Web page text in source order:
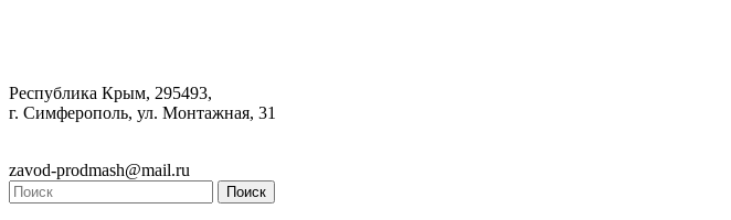
Республика Крым, 295493,
г. Симферополь, ул. Монтажная, 31
zavod-prodmash@mail.ru